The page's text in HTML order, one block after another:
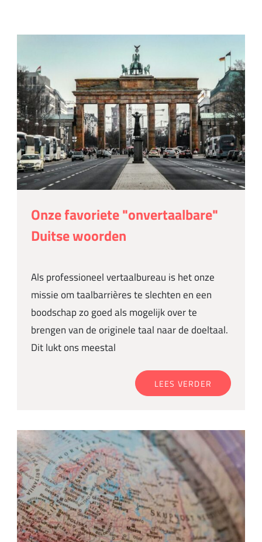
Onze favoriete "onvertaalbare"
Duitse woorden
Als professioneel vertaalbureau is het onze
missie om taalbarrières te slechten en een
boodschap zo goed als mogelijk over te
brengen van de originele taal naar de doeltaal.
Dit lukt ons meestal
LEES VERDER